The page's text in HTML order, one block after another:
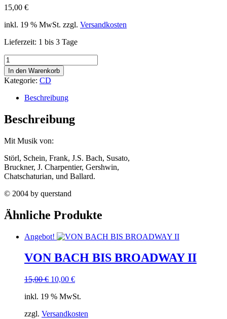
15,00 €
inkl. 19 % MwSt. zzgl. Versandkosten
Lieferzeit: 1 bis 3 Tage
VON
BACH
BIS
BROADWAY
Menge
In den Warenkorb
Kategorie: CD
Beschreibung
Beschreibung
Mit Musik von:
Störl, Schein, Frank, J.S. Bach, Susato,
Bruckner, J. Charpentier, Gershwin,
Chatschaturian, und Ballard.
© 2004 by querstand
Ähnliche Produkte
Angebot!
VON BACH BIS BROADWAY II
15,00€ Ursprünglicher
war:
10,00 €Aktueller
ist:
inkl. 19 % MwSt.
zzgl. Versandkosten